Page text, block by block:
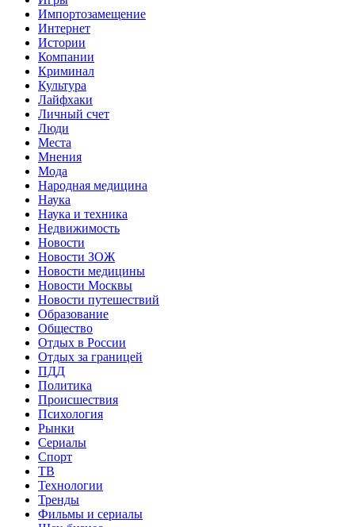
Импортозамещение
Интернет
Истории
Компании
Криминал
Культура
Лайфхаки
Личный счет
Люди
Места
Мнения
Мода
Народная медицина
Наука
Наука и техника
Недвижимость
Новости
Новости ЗОЖ
Новости медицины
Новости Москвы
Новости путешествий
Образование
Общество
Отдых в России
Отдых за границей
ПДД
Политика
Происшествия
Психология
Рынки
Сериалы
Спорт
ТВ
Технологии
Тренды
Фильмы и сериалы